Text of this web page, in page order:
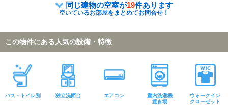
同じ建物の空室が19件あります
空いているお部屋をまとめてお問合せ！
この物件にある人気の設備・特徴
バス・トイレ別 独立洗面台 エアコン
室内洗濯機
置き場
ウォークイン
クローゼット